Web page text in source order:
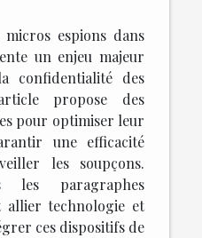
espions dans
un enjeu majeur
confidentialité des
propose des
pour optimiser leur
une efficacité
les soupçons.
les paragraphes
allier technologie et
ces dispositifs de